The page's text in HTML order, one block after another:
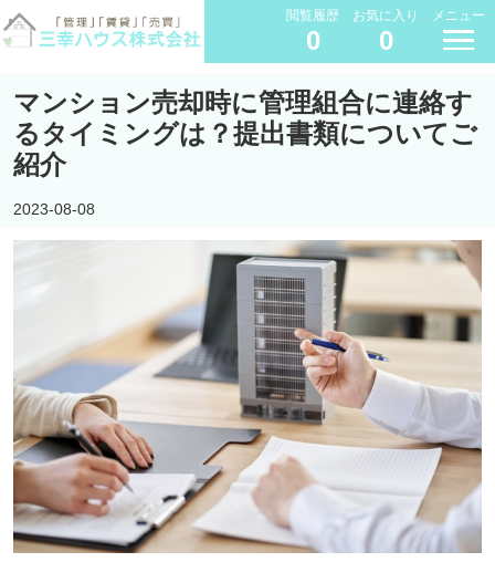
閲覧履歴
0
お気に入り
0
メニュー
マンション売却時に管理組合に連絡す
るタイミングは？提出書類についてご
紹介
2023-08-08